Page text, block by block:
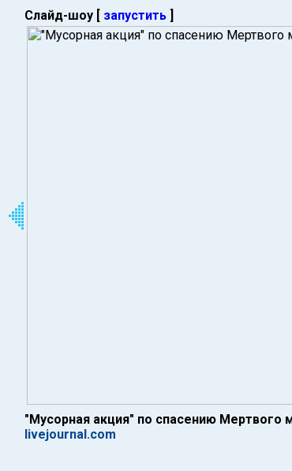
Слайд-шоу [ запустить ]
"Мусорная акция" по спасению
livejournal.com